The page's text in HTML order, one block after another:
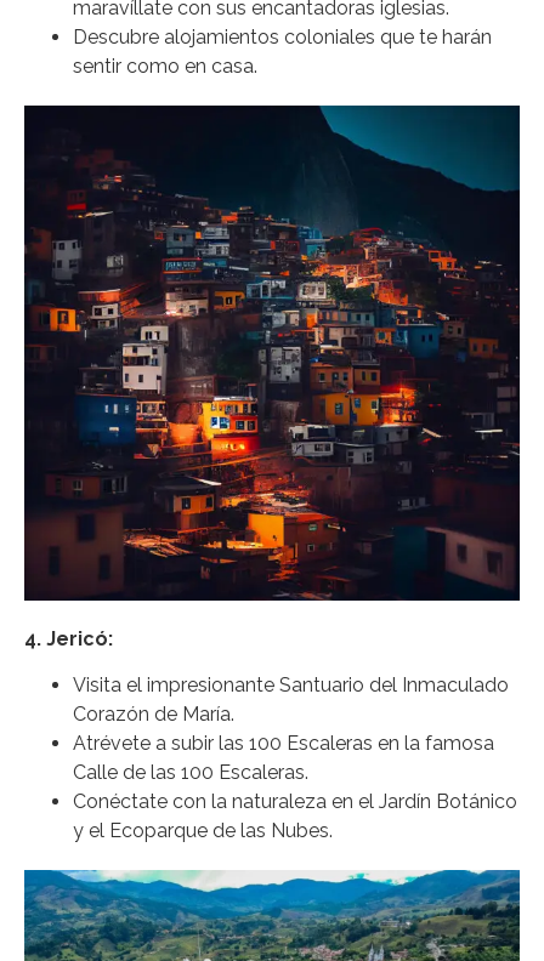
maravíllate con sus encantadoras iglesias.
Descubre alojamientos coloniales que te harán
sentir como en casa.
4. Jericó:
Visita el impresionante Santuario del Inmaculado
Corazón de María.
Atrévete a subir las 100 Escaleras en la famosa
Calle de las 100 Escaleras.
Conéctate con la naturaleza en el Jardín Botánico
y el Ecoparque de las Nubes.